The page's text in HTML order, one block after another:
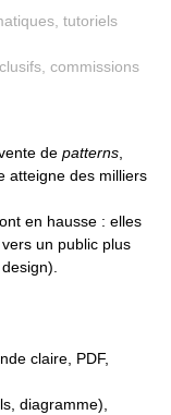
tutoriels
commissions
de patterns,
atteigne des milliers
en hausse : elles
vers un public plus
claire, PDF,
diagramme),